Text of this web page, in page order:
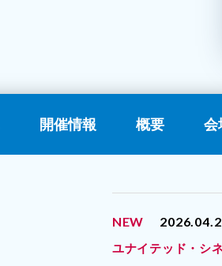
開催情報 概要 会
NEW
ユナイテッド・シ